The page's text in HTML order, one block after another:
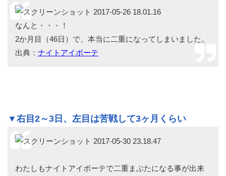
なんと・・・！
2か月目（46日）で、本当に二重になってしまいました。
出典： ナイトアイボーテ
▼右目2～3日、左目は苦戦して3ヶ月くらい
わたしもナイトアイボーテで二重まぶたになる事が出来